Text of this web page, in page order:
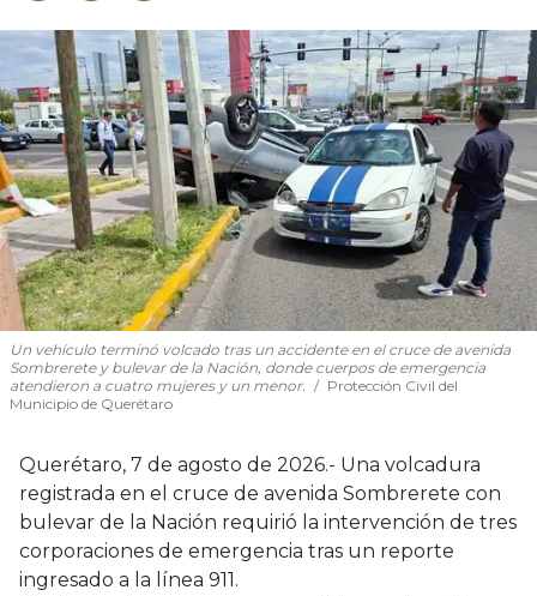
Un vehículo terminó volcado tras un accidente en el cruce de avenida
Sombrerete y bulevar de la Nación, donde cuerpos de emergencia
atendieron a cuatro mujeres y un menor.
Protección Civil del
Municipio de Querétaro
Querétaro, 7 de agosto de 2026.- Una volcadura
registrada en el cruce de avenida Sombrerete con
bulevar de la Nación requirió la intervención de tres
corporaciones de emergencia tras un reporte
ingresado a la línea 911.